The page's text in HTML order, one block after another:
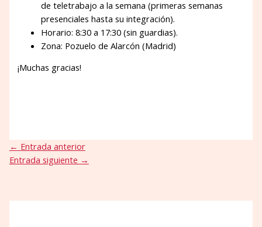
de teletrabajo a la semana (primeras semanas
presenciales hasta su integración).
Horario: 8:30 a 17:30 (sin guardias).
Zona: Pozuelo de Alarcón (Madrid)
¡Muchas gracias!
← Entrada anterior
Entrada siguiente →